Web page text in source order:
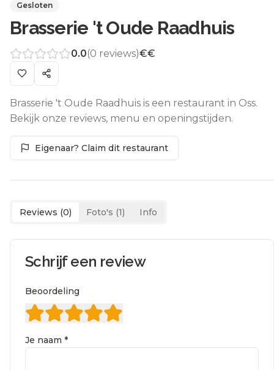
Gesloten
Brasserie 't Oude Raadhuis
0.0(0 reviews)€€
Brasserie 't Oude Raadhuis is een restaurant in Oss.
Bekijk onze reviews, menu en openingstijden.
Eigenaar? Claim dit restaurant
Reviews (0) Foto's (1) Info
Schrijf een review
Beoordeling
Je naam *